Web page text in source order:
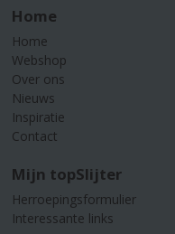
Home
Home
Webshop
Over ons
Nieuws
Inspiratie
Contact
Mijn topSlijter
Herroepingsformulier
Interessante links